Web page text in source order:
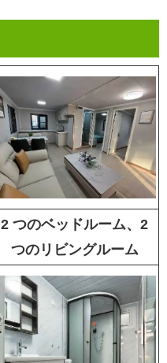
2 つのベッドルーム、2
つのリビングルーム